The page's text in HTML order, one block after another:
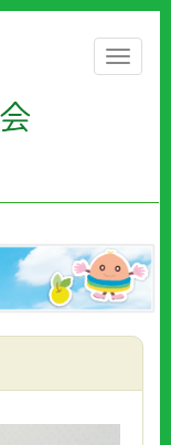
Toggle